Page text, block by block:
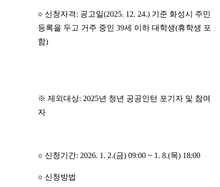
○ 신청자격: 공고일(2025. 12. 24.) 기준 화성시 주민
등록을 두고 거주 중인 39세 이하 대학생(휴학생 포
함)
※ 제외대상: 2025년 청년 공공인턴 포기자 및 참여
자
○ 신청기간: 2026. 1. 2.(금) 09:00 ~ 1. 8.(목) 18:00
○ 신청방법